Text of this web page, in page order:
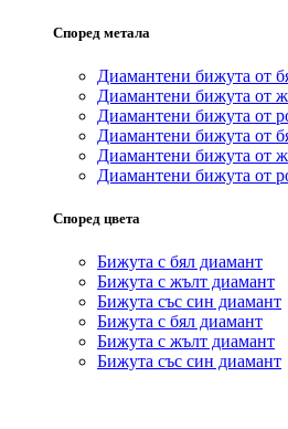
Според метала
Диамантени бижута от
Диамантени бижута от
Диамантени бижута от
Диамантени бижута от
Диамантени бижута от
Диамантени бижута от
Според цвета
Бижута с бял диамант
Бижута с жълт диамант
Бижута със син диамант
Бижута с бял диамант
Бижута с жълт диамант
Бижута със син диамант